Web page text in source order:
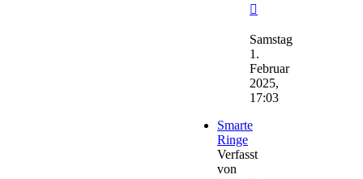
Beitrag
Samstag
1.
Februar
2025,
17:03
Smarte
Ringe
Verfasst
von